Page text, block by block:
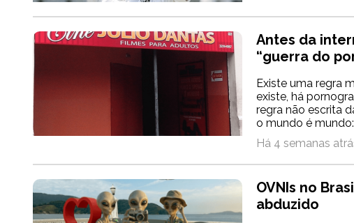
Antes da
“guerra do
Existe uma regra
existe, há
regra não escrita
o mundo é
Há 4 semanas
OVNIs no
abduzido